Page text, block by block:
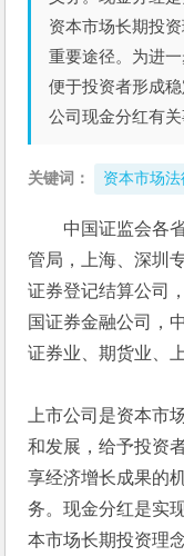
资本市场长期投
重要途径。为进
便于投资者形成
公司现金分红有
关键词： 资本市场
中国证监会各
管局，上海、深圳
证券登记结算公司
国证券金融公司，
证券业、期货业、
上市公司是资本市
和发展，给予投资
享经济增长成果的
务。现金分红是实
本市场长期投资理